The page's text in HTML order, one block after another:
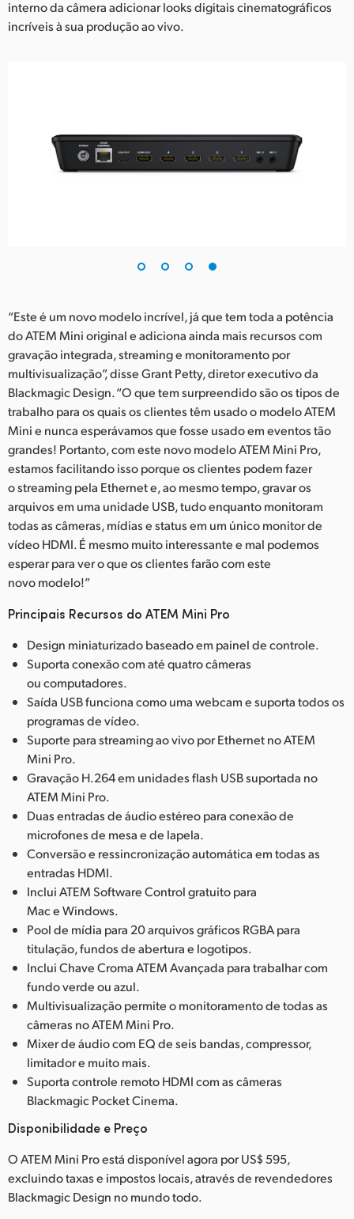
interno da câmera adicionar looks digitais cinematográficos
incríveis à sua produção ao vivo.
“Este é um novo modelo incrível, já que tem toda a potência
do ATEM Mini original e adiciona ainda mais recursos com
gravação integrada, streaming e monitoramento por
multivisualização”, disse Grant Petty, diretor executivo da
Blackmagic Design. “O que tem surpreendido são os tipos de
trabalho para os quais os clientes têm usado o modelo ATEM
Mini e nunca esperávamos que fosse usado em eventos tão
grandes! Portanto, com este novo modelo ATEM Mini Pro,
estamos facilitando isso porque os clientes podem fazer
o streaming pela Ethernet e, ao mesmo tempo, gravar os
arquivos em uma unidade USB, tudo enquanto monitoram
todas as câmeras, mídias e status em um único monitor de
vídeo HDMI. É mesmo muito interessante e mal podemos
esperar para ver o que os clientes farão com este
novo modelo!”
Principais Recursos do ATEM Mini Pro
Design miniaturizado baseado em painel de controle.
Suporta conexão com até quatro câmeras
ou computadores.
Saída USB funciona como uma webcam e suporta todos os
programas de vídeo.
Suporte para streaming ao vivo por Ethernet no ATEM
Mini Pro.
Gravação H.264 em unidades flash USB suportada no
ATEM Mini Pro.
Duas entradas de áudio estéreo para conexão de
microfones de mesa e de lapela.
Conversão e ressincronização automática em todas as
entradas HDMI.
Inclui ATEM Software Control gratuito para
Mac e Windows.
Pool de mídia para 20 arquivos gráficos RGBA para
titulação, fundos de abertura e logotipos.
Inclui Chave Croma ATEM Avançada para trabalhar com
fundo verde ou azul.
Multivisualização permite o monitoramento de todas as
câmeras no ATEM Mini Pro.
Mixer de áudio com EQ de seis bandas, compressor,
limitador e muito mais.
Suporta controle remoto HDMI com as câmeras
Blackmagic Pocket Cinema.
Disponibilidade e Preço
O ATEM Mini Pro está disponível agora por US$ 595,
excluindo taxas e impostos locais, através de revendedores
Blackmagic Design no mundo todo.